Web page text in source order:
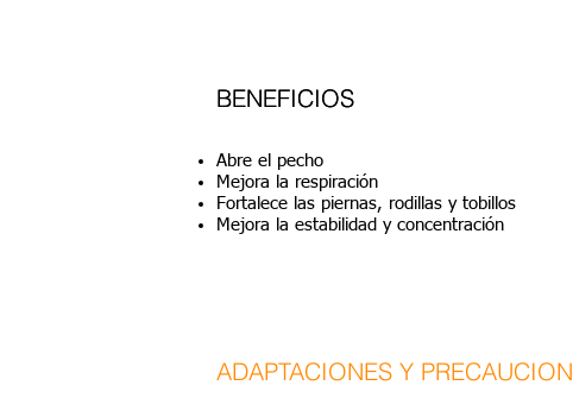
BENEFICIOS
BENEFICIOS
Abre el pecho
Mejora la respiración
Fortalece las piernas, rodillas y tobillos
Mejora la estabilidad y concentración
ADAPTACIONES Y